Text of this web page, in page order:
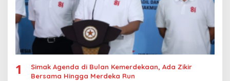
1
Simak Agenda di Bulan Kemerdekaan, Ada Zikir
Bersama Hingga Merdeka Run